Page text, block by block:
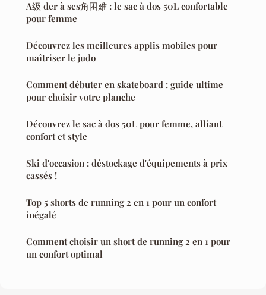
A级 der à ses角困难 : le sac à dos 50L confortable
pour femme
Découvrez les meilleures applis mobiles pour
maîtriser le judo
Comment débuter en skateboard : guide ultime
pour choisir votre planche
Découvrez le sac à dos 50L pour femme, alliant
confort et style
Ski d'occasion : déstockage d'équipements à prix
cassés !
Top 5 shorts de running 2 en 1 pour un confort
inégalé
Comment choisir un short de running 2 en 1 pour
un confort optimal